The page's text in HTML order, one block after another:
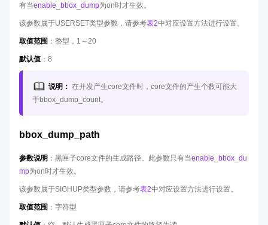
有当enable_bbox_dump为on时才生效。
该参数属于USERSET类型参数，请参考表2中对应设置方法进行设置。
取值范围 ：整型，1～20
默认值 ：8
说明： 在并发产生core文件时，core文件的产生个数可能大
于bbox_dump_count。
bbox_dump_path
参数说明 ：黑匣子core文件的生成路径。此参数只有当enable_bbox_du
mp为on时才生效。
该参数属于SIGHUP类型参数，请参考表2中对应设置方法进行设置。
取值范围 ：字符型